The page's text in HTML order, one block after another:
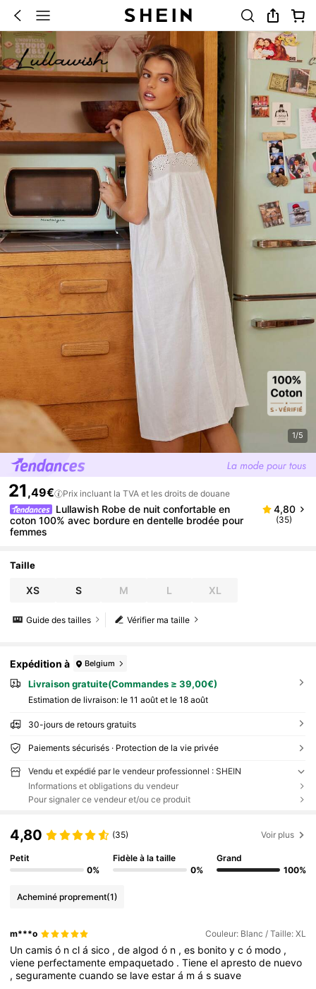
1/5
21 ,49€ Prix incluant la TVA et les droits de douane
Lullawish Robe de nuit confortable en
coton 100% avec bordure en dentelle brodée pour
femmes
4,80
(35)
Taille
XS S M L XL
Vérifier ma taille
Guide des tailles
Expédition à Belgium
Livraison gratuite(Commandes ≥ 39,00€)
Estimation de livraison: le 11 août et le 18 août
30-jours de retours gratuits
Paiements sécurisés · Protection de la vie privée
Vendu et expédié par le vendeur professionnel : SHEIN
Informations et obligations du vendeur
Pour signaler ce vendeur et/ou ce produit
4,80 (35) Voir plus
Petit
0%
Fidèle à la taille
0%
Grand
100%
Acheminé proprement(1)
m***o Couleur: Blanc / Taille: XL
Uncamisó nclásico ,dealgodó n ,es bonitoycó modo ,
viene perfectamenteempaquetado .Tieneelaprestode nuevo
,seguramentecuandose laveestará mássuave